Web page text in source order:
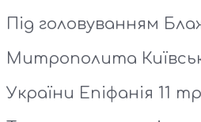
Під головуванням
Митрополита
України Епіфанія 11